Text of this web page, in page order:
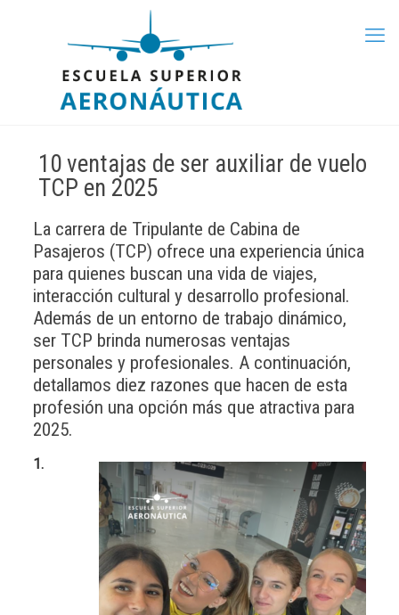
10 ventajas de ser auxiliar de vuelo
TCP en 2025
La carrera de Tripulante de Cabina de
Pasajeros (TCP) ofrece una experiencia única
para quienes buscan una vida de viajes,
interacción cultural y desarrollo profesional.
Además de un entorno de trabajo dinámico,
ser TCP brinda numerosas ventajas
personales y profesionales. A continuación,
detallamos diez razones que hacen de esta
profesión una opción más que atractiva para
2025.
1.